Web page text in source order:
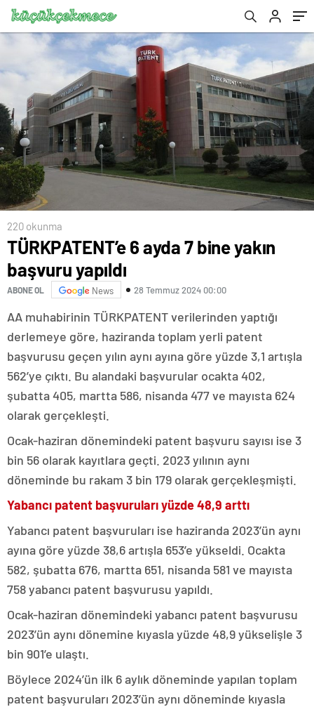
220 okunma
TÜRKPATENT’e 6 ayda 7 bine yakın
başvuru yapıldı
ABONE OL News 28 Temmuz 2024 00:00
AA muhabirinin TÜRKPATENT verilerinden yaptığı
derlemeye göre, haziranda toplam yerli patent
başvurusu geçen yılın aynı ayına göre yüzde 3,1 artışla
562’ye çıktı. Bu alandaki başvurular ocakta 402,
şubatta 405, martta 586, nisanda 477 ve mayısta 624
olarak gerçekleşti.
Ocak-haziran dönemindeki patent başvuru sayısı ise 3
bin 56 olarak kayıtlara geçti. 2023 yılının aynı
döneminde bu rakam 3 bin 179 olarak gerçekleşmişti.
Yabancı patent başvuruları yüzde 48,9 arttı
Yabancı patent başvuruları ise haziranda 2023’ün aynı
ayına göre yüzde 38,6 artışla 653’e yükseldi. Ocakta
582, şubatta 676, martta 651, nisanda 581 ve mayısta
758 yabancı patent başvurusu yapıldı.
Ocak-haziran dönemindeki yabancı patent başvurusu
2023’ün aynı dönemine kıyasla yüzde 48,9 yükselişle 3
bin 901’e ulaştı.
Böylece 2024’ün ilk 6 aylık döneminde yapılan toplam
patent başvuruları 2023’ün aynı döneminde kıyasla